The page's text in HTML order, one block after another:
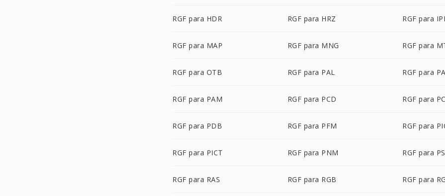
RGF para HDR RGF para HRZ RGF para
RGF para MAP RGF para MNG RGF para
RGF para OTB RGF para PAL RGF para
RGF para PAM RGF para PCD RGF para
RGF para PDB RGF para PFM RGF para
RGF para PICT RGF para PNM RGF para
RGF para RAS RGF para RGB RGF para